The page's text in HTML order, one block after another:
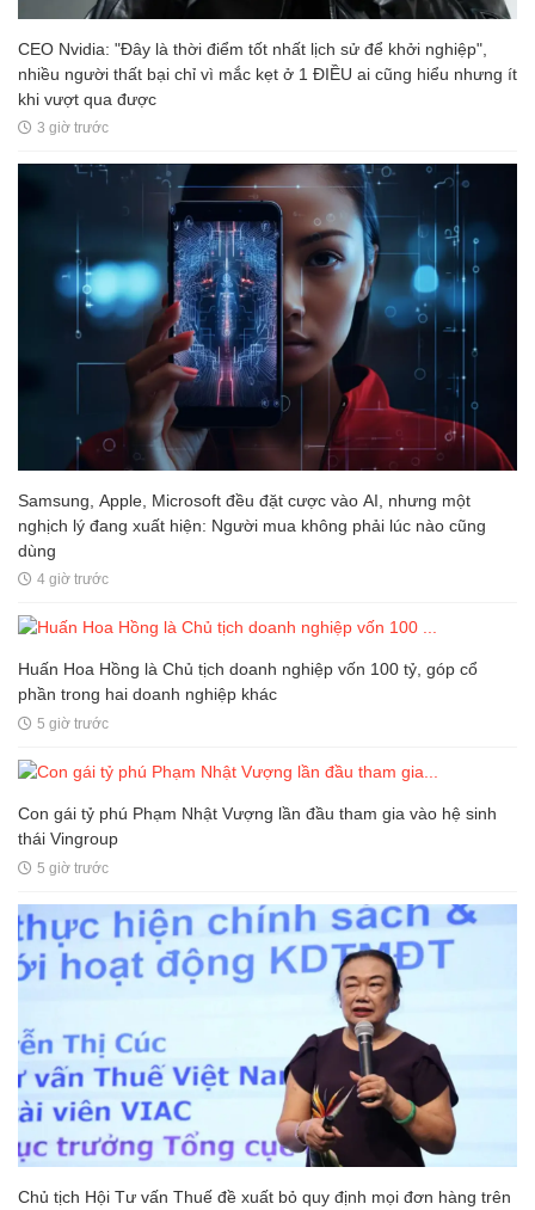
CEO Nvidia: "Đây là thời điểm tốt nhất lịch sử để khởi nghiệp",
nhiều người thất bại chỉ vì mắc kẹt ở 1 ĐIỀU ai cũng hiểu nhưng ít
khi vượt qua được
3 giờ trước
Samsung, Apple, Microsoft đều đặt cược vào AI, nhưng một
nghịch lý đang xuất hiện: Người mua không phải lúc nào cũng
dùng
4 giờ trước
Huấn Hoa Hồng là Chủ tịch doanh nghiệp vốn 100 tỷ, góp cổ
phần trong hai doanh nghiệp khác
5 giờ trước
Con gái tỷ phú Phạm Nhật Vượng lần đầu tham gia vào hệ sinh
thái Vingroup
5 giờ trước
Chủ tịch Hội Tư vấn Thuế đề xuất bỏ quy định mọi đơn hàng trên